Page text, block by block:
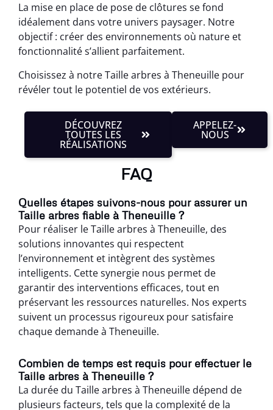
La mise en place de pose de clôtures se fond
idéalement dans votre univers paysager. Notre
objectif : créer des environnements où nature et
fonctionnalité s’allient parfaitement.
Choisissez à notre Taille arbres à Theneuille pour
révéler tout le potentiel de vos extérieurs.
DÉCOUVREZ
TOUTES LES
RÉALISATIONS
APPELEZ-
NOUS
FAQ
Quelles étapes suivons-nous pour assurer un
Taille arbres fiable à Theneuille ?
Pour réaliser le Taille arbres à Theneuille, des
solutions innovantes qui respectent
l’environnement et intègrent des systèmes
intelligents. Cette synergie nous permet de
garantir des interventions efficaces, tout en
préservant les ressources naturelles. Nos experts
suivent un processus rigoureux pour satisfaire
chaque demande à Theneuille.
Combien de temps est requis pour effectuer le
Taille arbres à Theneuille ?
La durée du Taille arbres à Theneuille dépend de
plusieurs facteurs, tels que la complexité de la